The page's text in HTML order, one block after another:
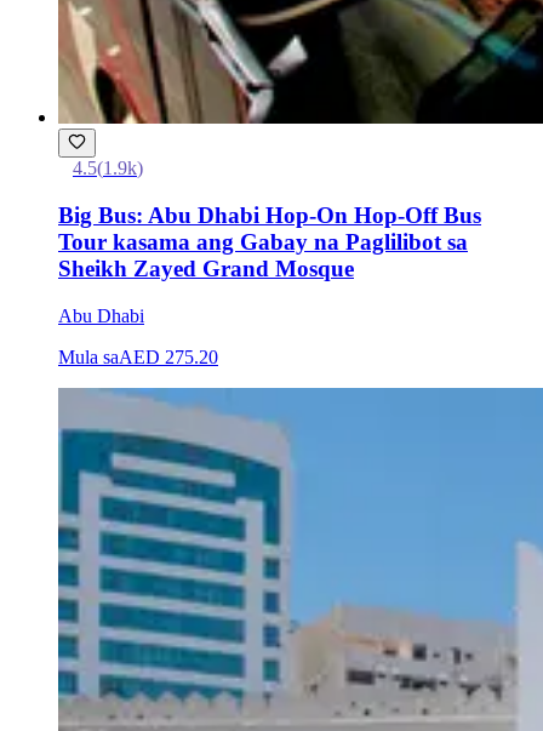
4.5(1.9k)
Big Bus: Abu Dhabi Hop-On Hop-Off Bus
Tour kasama ang Gabay na Paglilibot sa
Sheikh Zayed Grand Mosque
Abu Dhabi
Mula saAED 275.20